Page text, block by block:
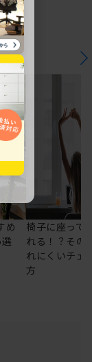
め
椅子に座って
れる！？その
れにくいチェ
方